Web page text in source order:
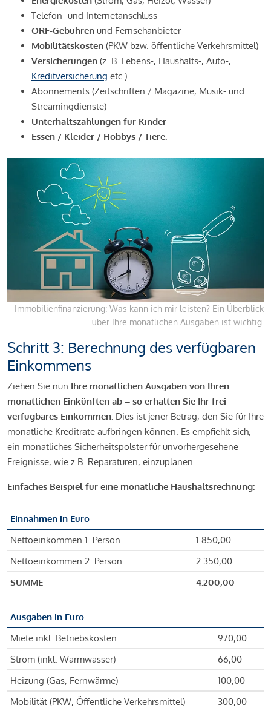
Telefon- und Internetanschluss
ORF-Gebühren und Fernsehanbieter
Mobilitätskosten (PKW bzw. öffentliche Verkehrsmittel)
Versicherungen (z. B. Lebens-, Haushalts-, Auto-,
Kreditversicherung etc.)
Abonnements (Zeitschriften / Magazine, Musik- und
Streamingdienste)
Unterhaltszahlungen für Kinder
Essen / Kleider / Hobbys / Tiere.
Immobilienfinanzierung: Was kann ich mir leisten? Ein Überblick
über Ihre monatlichen Ausgaben ist wichtig.
Schritt 3: Berechnung des verfügbaren
Einkommens
Ziehen Sie nun Ihre monatlichen Ausgaben von Ihren
monatlichen Einkünften ab – so erhalten Sie Ihr frei
verfügbares Einkommen. Dies ist jener Betrag, den Sie für Ihre
monatliche Kreditrate aufbringen können. Es empfiehlt sich,
ein monatliches Sicherheitspolster für unvorhergesehene
Ereignisse, wie z.B. Reparaturen, einzuplanen.
Einfaches Beispiel für eine monatliche Haushaltsrechnung:
Einnahmen in Euro
Nettoeinkommen 1. Person
1.850,00
Nettoeinkommen 2. Person
2.350,00
SUMME
4.200,00
Ausgaben in Euro
Miete inkl. Betriebskosten
970,00
Strom (inkl. Warmwasser)
66,00
Heizung (Gas, Fernwärme)
100,00
Mobilität (PKW, Öffentliche Verkehrsmittel)
300,00